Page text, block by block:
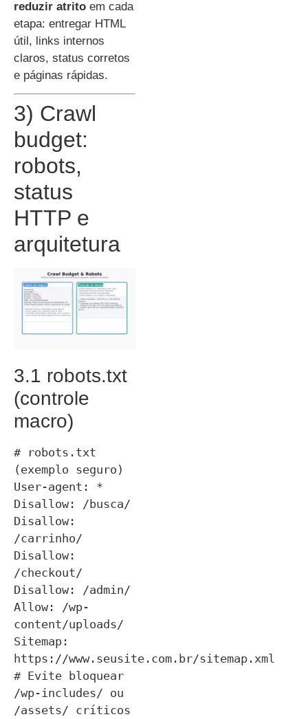
reduzir atrito em cada
etapa: entregar HTML
útil, links internos
claros, status corretos
e páginas rápidas.
3) Crawl
budget:
robots,
status
HTTP e
arquitetura
3.1 robots.txt
(controle
macro)
# robots.txt
(exemplo seguro)
User-agent: *
Disallow: /busca/
Disallow:
/carrinho/
Disallow:
/checkout/
Disallow: /admin/
Allow: /wp-
content/uploads/
Sitemap:
https://www.seusite.com.br/sitemap.xml
# Evite bloquear
/wp-includes/ ou
/assets/ críticos